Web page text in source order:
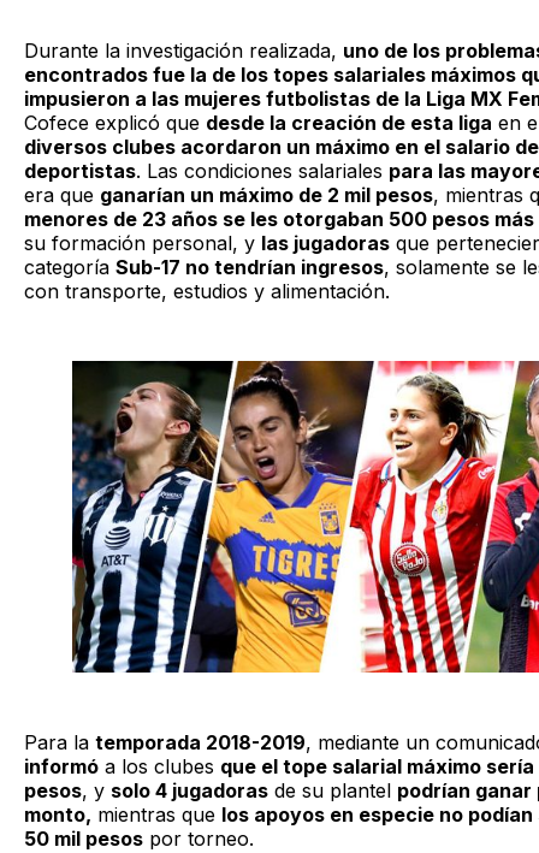
Durante la investigación realizada, uno de los
encontrados fue la de los topes salariales máximos
impusieron a las mujeres futbolistas de la Liga MX
Cofece explicó que desde la creación de esta liga en
diversos clubes acordaron un máximo en el salario
deportistas. Las condiciones salariales para las
era que ganarían un máximo de 2 mil pesos, mientras
menores de 23 años se les otorgaban 500 pesos
su formación personal, y las jugadoras que
categoría Sub-17 no tendrían ingresos, solamente se
con transporte, estudios y alimentación.
Para la temporada 2018-2019, mediante un
informó a los clubes que el tope salarial máximo sería
pesos, y solo 4 jugadoras de su plantel podrían ganar
monto, mientras que los apoyos en especie no
50 mil pesos por torneo.